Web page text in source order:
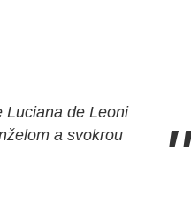
Luciana de Leoni
a svokrou
"